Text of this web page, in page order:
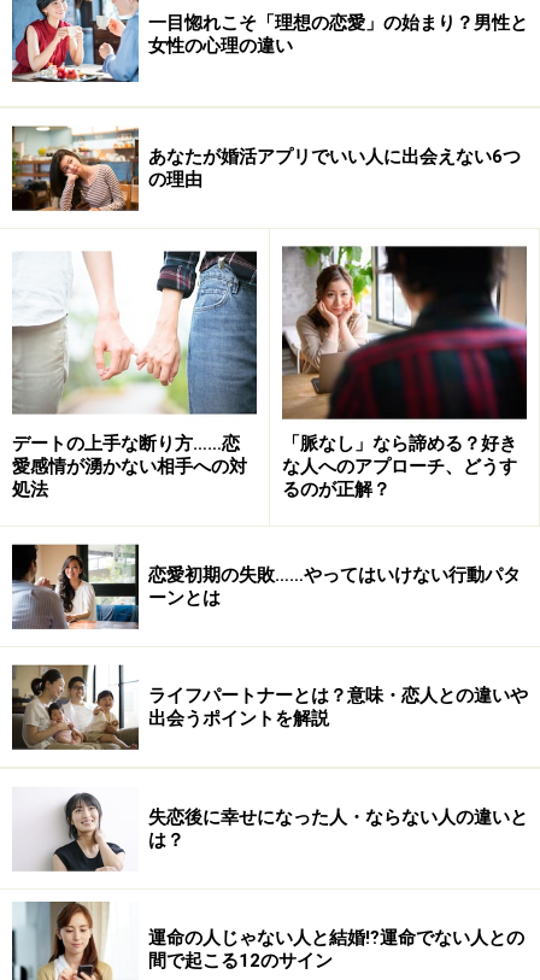
一目惚れこそ「理想の恋愛」の始まり？男性と
女性の心理の違い
あなたが婚活アプリでいい人に出会えない6つ
の理由
デートの上手な断り方……恋
愛感情が湧かない相手への対
処法
「脈なし」なら諦める？好き
な人へのアプローチ、どうす
るのが正解？
恋愛初期の失敗……やってはいけない行動パタ
ーンとは
ライフパートナーとは？意味・恋人との違いや
出会うポイントを解説
失恋後に幸せになった人・ならない人の違いと
は？
運命の人じゃない人と結婚⁉運命でない人との
間で起こる12のサイン